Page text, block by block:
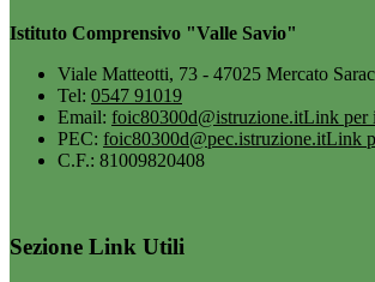
Istituto Comprensivo "Valle Savio"
Viale Matteotti, 73 - 47025 Mercato
Tel: 0547 91019
Email: foic80300d@istruzione.itLink per
PEC: foic80300d@pec.istruzione.itLink
C.F.: 81009820408
Sezione Link Utili